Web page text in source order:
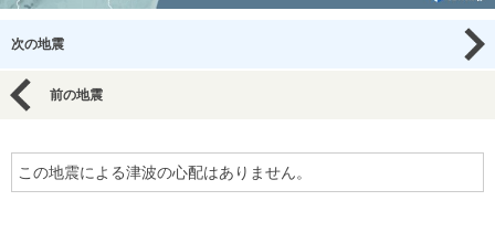
次の地震
前の地震
この地震による津波の心配はありません。